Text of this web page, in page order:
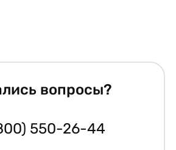
вопросы?
550-26-44